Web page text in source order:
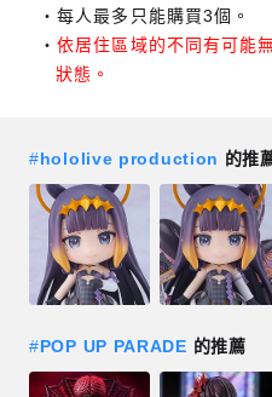
每人最多只能購買3個。
依居住區域的不同有可能
狀態。
#hololive production 的推
#POP UP PARADE 的推薦